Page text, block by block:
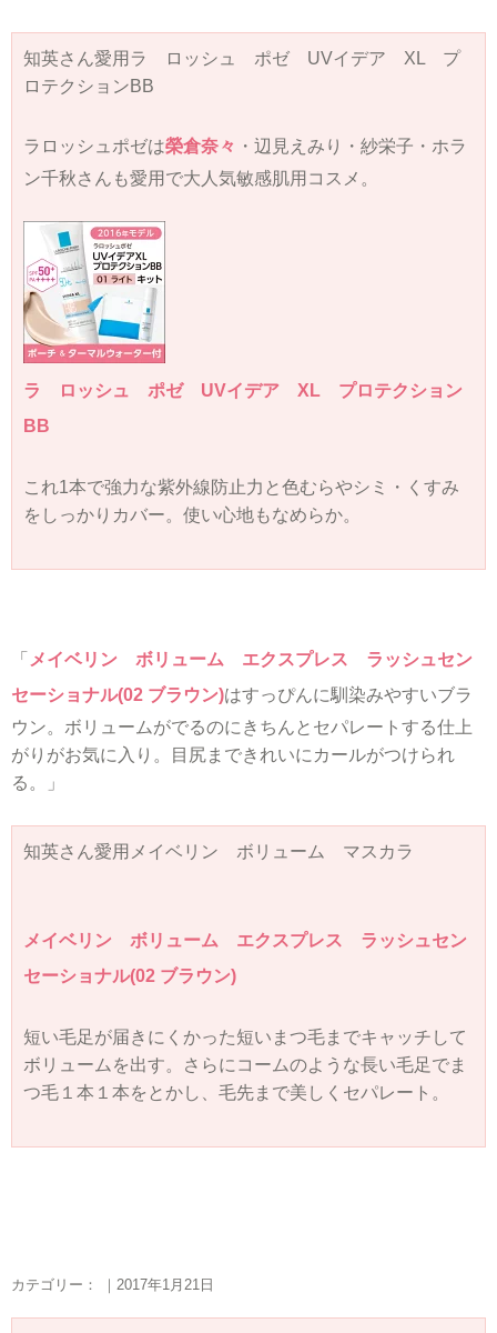
知英さん愛用ラ ロッシュ ポゼ UVイデア XL プ
ロテクションBB
ラロッシュポゼは榮倉奈々 ・辺見えみり・紗栄子・ホラ
ン千秋さんも愛用で大人気敏感肌用コスメ。
ラ ロッシュ ポゼ UVイデア XL プロテクション
BB
これ1本で強力な紫外線防止力と色むらやシミ・くすみ
をしっかりカバー。使い心地もなめらか。
「 メイベリン ボリューム エクスプレス ラッシュセン
セーショナル(02 ブラウン)はすっぴんに馴染みやすいブラ
ウン。ボリュームがでるのにきちんとセパレートする仕上
がりがお気に入り。目尻まできれいにカールがつけられ
る。」
知英さん愛用メイベリン ボリューム マスカラ
メイベリン ボリューム エクスプレス ラッシュセン
セーショナル(02 ブラウン)
短い毛足が届きにくかった短いまつ毛までキャッチして
ボリュームを出す。さらにコームのような長い毛足でま
つ毛１本１本をとかし、毛先まで美しくセパレート。
カテゴリー： ｜2017年1月21日